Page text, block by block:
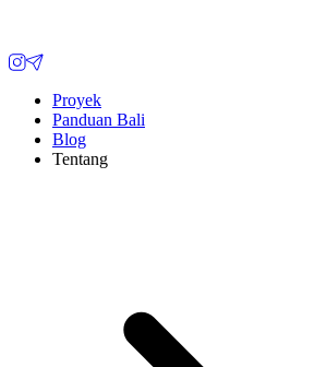
Proyek
Panduan Bali
Blog
Tentang